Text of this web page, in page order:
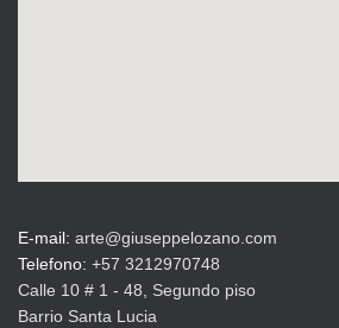
E-mail: arte@giuseppelozano.com
Telefono: +57 3212970748
Calle 10 # 1 - 48, Segundo piso
Barrio Santa Lucia